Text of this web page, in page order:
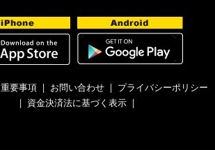
重要事項 | お問い合わせ | プライバシーポリシー
| 資金決済法に基づく表示 |